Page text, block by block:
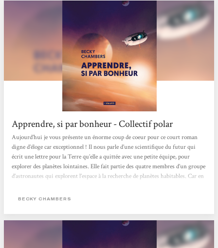
Apprendre, si par bonheur - Collectif polar
Aujourd’hui je vous présente un énorme coup de coeur pour ce court roman
digne d’éloge car exceptionnel ! Il nous parle d’une scientifique du futur qui
écrit une lettre pour la Terre qu’elle a quittée avec une petite équipe, pour
explorer des planètes lointaines. Elle fait partie des quatre membres d’un groupe
d’astronautes qui explorent l’espace à la recherche de planètes habitables. Car en
majeure dans le domaine des vols spatiaux habités. Grâce à une méthode
BECKY CHAMBERS